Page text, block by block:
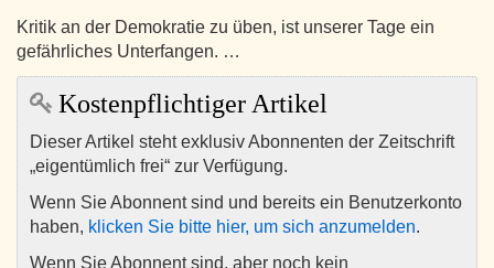
Kritik an der Demokratie zu üben, ist unserer Tage ein
gefährliches Unterfangen. …
Kostenpflichtiger Artikel
Dieser Artikel steht exklusiv Abonnenten der Zeitschrift
„eigentümlich frei“ zur Verfügung.
Wenn Sie Abonnent sind und bereits ein Benutzerkonto
haben, klicken Sie bitte hier, um sich anzumelden.
Wenn Sie Abonnent sind, aber noch kein